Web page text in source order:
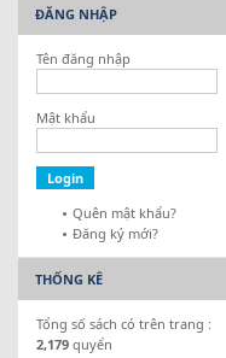
ĐĂNG NHẬP
Tên đăng nhập
Mật khẩu
Quên mật khẩu?
Đăng ký mới?
THỐNG KÊ
Tổng số sách có trên trang :
2,179 quyển